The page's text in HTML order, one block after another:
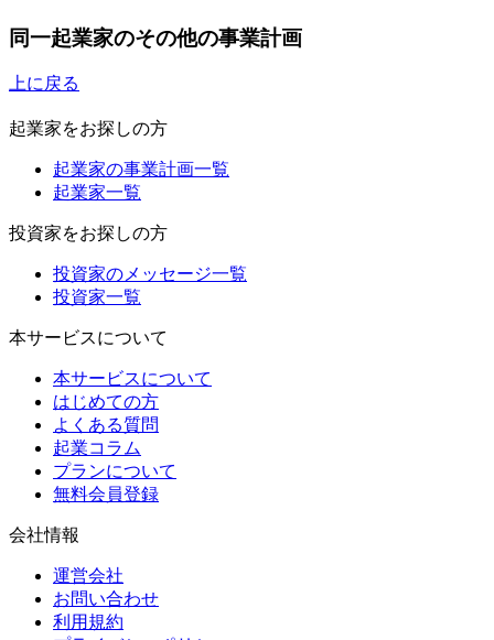
同一起業家のその他の事業計画
上に戻る
起業家をお探しの方
起業家の事業計画一覧
起業家一覧
投資家をお探しの方
投資家のメッセージ一覧
投資家一覧
本サービスについて
本サービスについて
はじめての方
よくある質問
起業コラム
プランについて
無料会員登録
会社情報
運営会社
お問い合わせ
利用規約